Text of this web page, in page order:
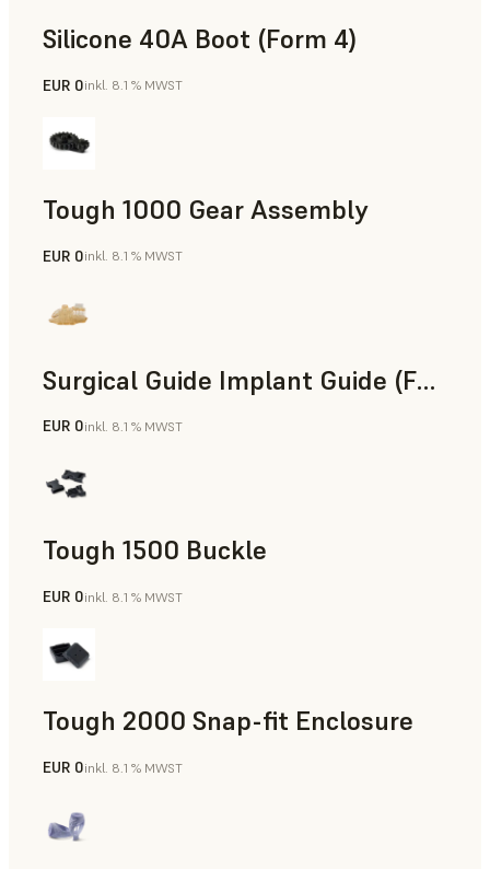
Silicone 40A Boot (Form 4)
Technik
EUR 0inkl. 8.1 % MWST
Tough 1000 Gear Assembly
Technik
EUR 0inkl. 8.1 % MWST
Surgical Guide Implant Guide (Form 4)
Zahnmedizin
EUR 0inkl. 8.1 % MWST
Tough 1500 Buckle
Technik
EUR 0inkl. 8.1 % MWST
Tough 2000 Snap-fit Enclosure
Technik
EUR 0inkl. 8.1 % MWST